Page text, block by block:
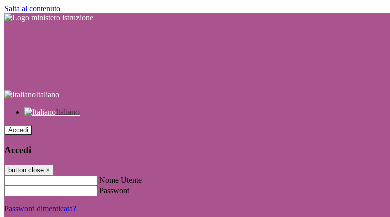
Salta al contenuto
Italiano
Italiano
Accedi
Accedi
button close ×
Nome Utente
Password
Password dimenticata?